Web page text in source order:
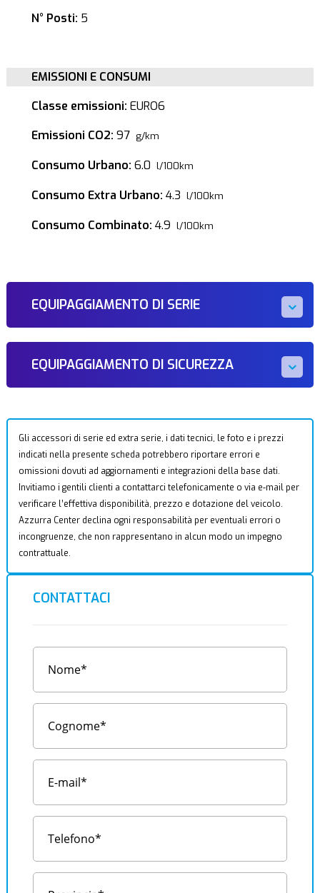
N° Posti: 5
EMISSIONI E CONSUMI
Classe emissioni: EURO6
Emissioni CO2: 97 g/km
Consumo Urbano: 6.0 l/100km
Consumo Extra Urbano: 4.3 l/100km
Consumo Combinato: 4.9 l/100km
EQUIPAGGIAMENTO DI SERIE
EQUIPAGGIAMENTO DI SICUREZZA
Gli accessori di serie ed extra serie, i dati tecnici, le foto e i prezzi
indicati nella presente scheda potrebbero riportare errori e
omissioni dovuti ad aggiornamenti e integrazioni della base dati.
Invitiamo i gentili clienti a contattarci telefonicamente o via e-mail per
verificare l’effettiva disponibilità, prezzo e dotazione del veicolo.
Azzurra Center declina ogni responsabilità per eventuali errori o
incongruenze, che non rappresentano in alcun modo un impegno
contrattuale.
CONTATTACI